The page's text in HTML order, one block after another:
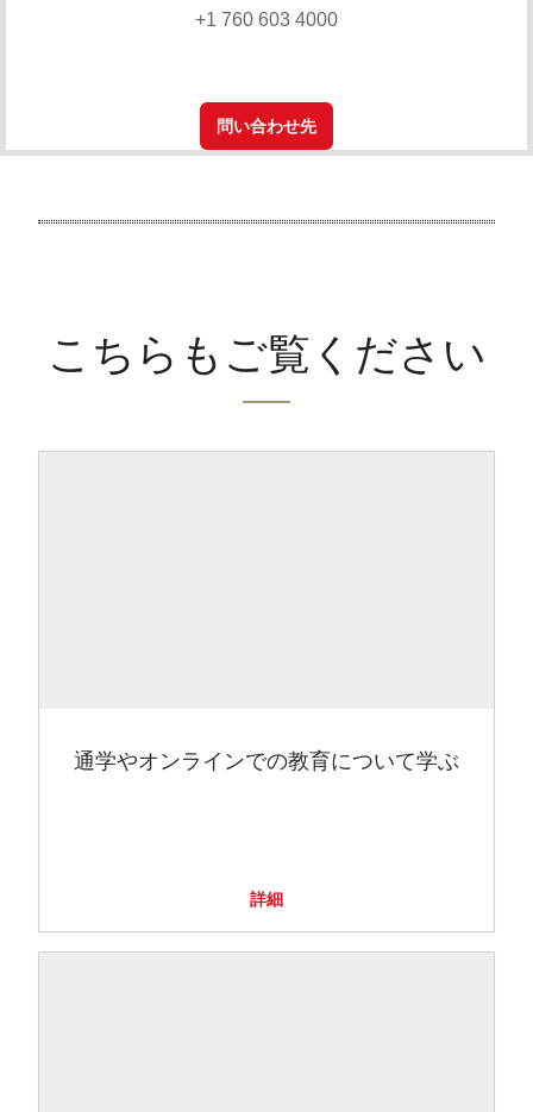
+1 760 603 4000
問い合わせ先
こちらもご覧ください
通学やオンラインでの教育について学ぶ
詳細